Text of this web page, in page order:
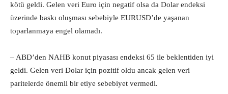
kötü geldi. Gelen veri Euro için negatif olsa da Dolar endeksi
üzerinde baskı oluşması sebebiyle EURUSD’de yaşanan
toparlanmaya engel olamadı.
– ABD’den NAHB konut piyasası endeksi 65 ile beklentiden iyi
geldi. Gelen veri Dolar için pozitif oldu ancak gelen veri
paritelerde önemli bir etiye sebebiyet vermedi.